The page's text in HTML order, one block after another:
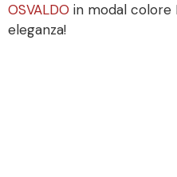
OSVALDO in modal colore
eleganza!